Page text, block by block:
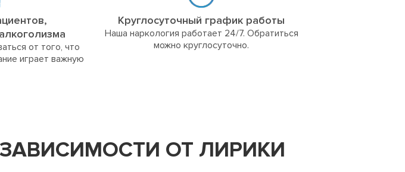
от того, что
играет важную
Круглосуточный график работы
Наша наркология работает 24/7. Обратиться
можно круглосуточно.
ОТ ЛИРИКИ